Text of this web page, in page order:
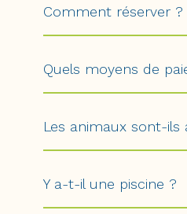
Comment réserver ?
Quels moyens de
Les animaux sont-ils
Y a-t-il une piscine ?